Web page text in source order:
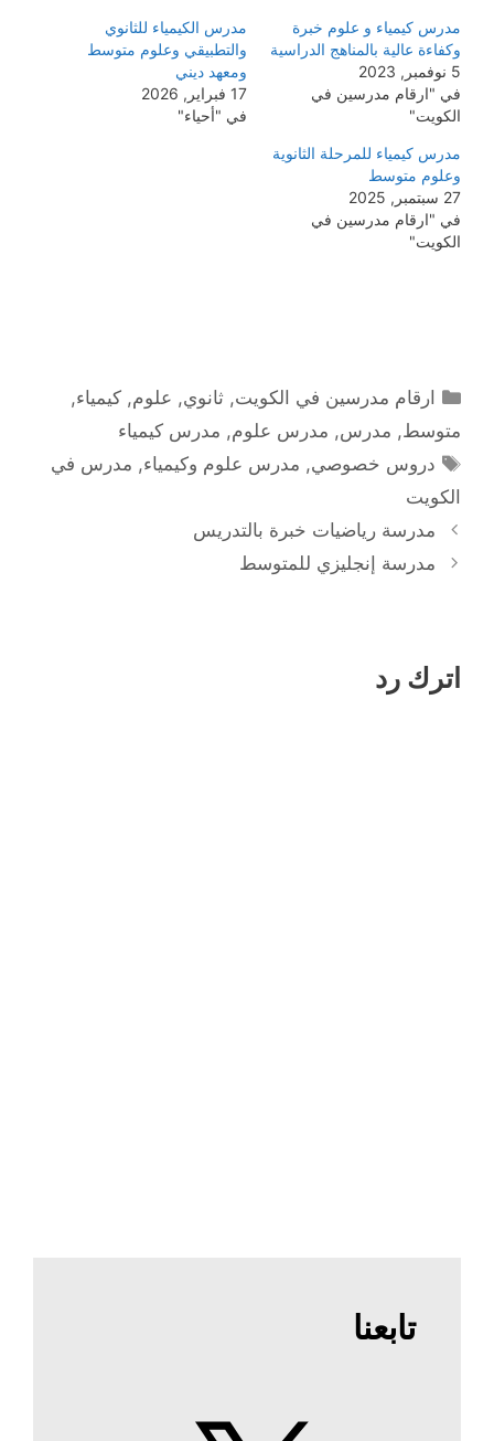
مدرس كيمياء و علوم خبرة
وكفاءة عالية بالمناهج الدراسية
5 نوفمبر, 2023
في "ارقام مدرسين في
الكويت"
مدرس الكيمياء للثانوي
والتطبيقي وعلوم متوسط
ومعهد ديني
17 فبراير, 2026
في "أحياء"
مدرس كيمياء للمرحلة الثانوية
وعلوم متوسط
27 سبتمبر, 2025
في "ارقام مدرسين في
الكويت"
التصنيفات
ارقام مدرسين في الكويت,ثانوي, علوم,كيمياء,
متوسط, مدرس, مدرس علوم, مدرس كيمياء
الوسوم
دروس خصوصي, مدرس علوم وكيمياء, مدرس في
الكويت
مدرسة رياضيات خبرة بالتدريس
مدرسة إنجليزي للمتوسط
اترك رد
تابعنا